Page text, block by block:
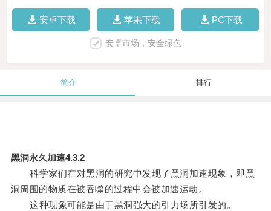
安卓下载 苹果下载 PC下载
安卓市场，安全绿色
简介 排行
黑洞永久加速4.3.2
科学家们在对黑洞的研究中发现了黑洞加速现象，即黑
洞周围的物质在被吞噬的过程中会被加速运动。
这种现象可能是由于黑洞强大的引力场所引发的。